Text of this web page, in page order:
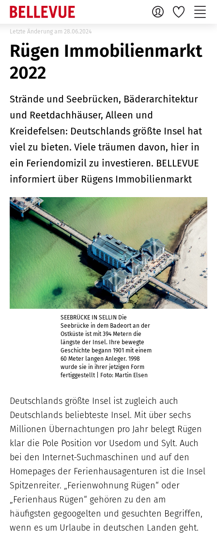
Letzte Änderung am 28.06.2024
Rügen Immobilienmarkt
2022
Strände und Seebrücken, Bäderarchitektur
und Reetdachhäuser, Alleen und
Kreidefelsen: Deutschlands größte Insel hat
viel zu bieten. Viele träumen davon, hier in
ein Feriendomizil zu investieren. BELLEVUE
informiert über Rügens Immobilienmarkt
SEEBRÜCKE IN SELLIN Die
Seebrücke in dem Badeort an der
Ostküste ist mit 394 Metern die
längste der Insel. Ihre bewegte
Geschichte begann 1901 mit einem
60 Meter langen Anleger. 1998
wurde sie in ihrer jetzigen Form
fertiggestellt | Foto: Martin Elsen
Deutschlands größte Insel ist zugleich auch
Deutschlands beliebteste Insel. Mit über sechs
Millionen Übernachtungen pro Jahr belegt Rügen
klar die Pole Position vor Usedom und Sylt. Auch
bei den Internet-Suchmaschinen und auf den
Homepages der Ferienhausagenturen ist die Insel
Spitzenreiter. „Ferienwohnung Rügen“ oder
„Ferienhaus Rügen“ gehören zu den am
häufigsten gegoogelten und gesuchten Begriffen,
wenn es um Urlaube in deutschen Landen geht.